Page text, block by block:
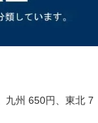
九州 650円、東北 7